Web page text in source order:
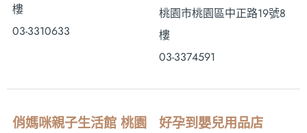
樓
03-3310633
桃園市桃園區中正路19號8
樓
03-3374591
俏媽咪親子生活館 桃園
好孕到嬰兒用品店